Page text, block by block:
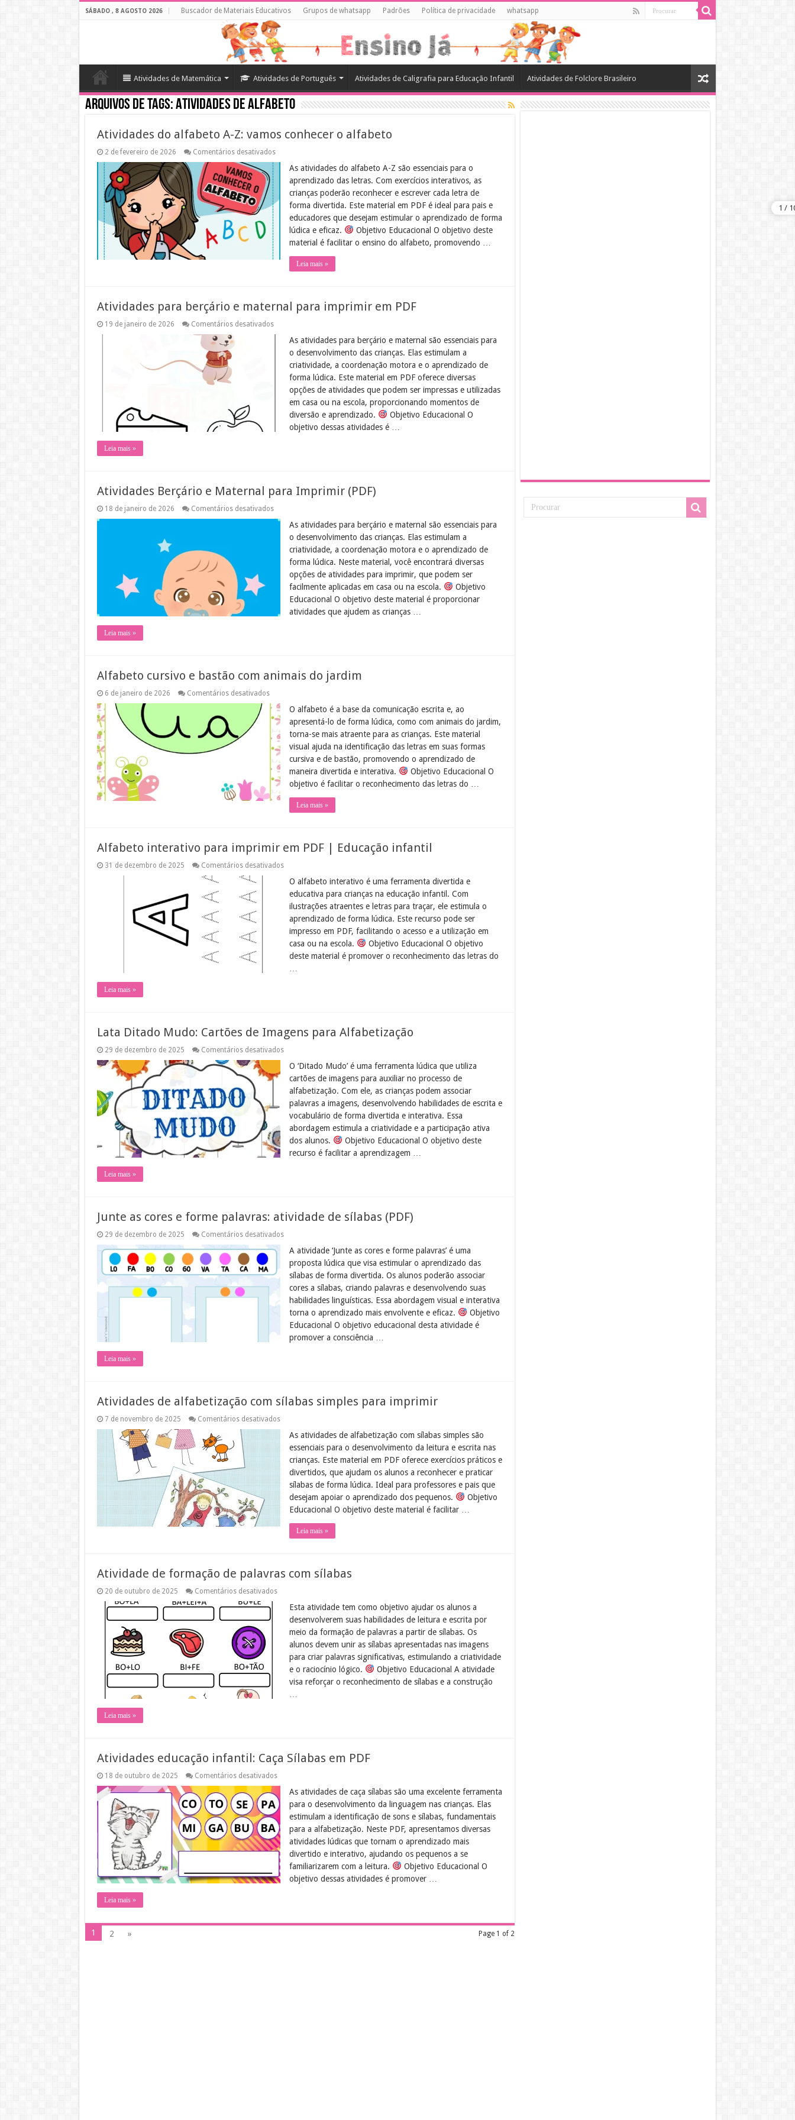
SÁBADO , 8 AGOSTO 2026 Buscador de Materiais Educativos Grupos de whatsapp Padrões Política de privacidade whatsapp
Atividades de Matemática Atividades de Português Atividades de Caligrafia para Educação Infantil Atividades de Folclore Brasileiro
Arquivos de tags:Atividades de Alfabeto
Atividades do alfabeto A-Z: vamos conhecer o alfabeto
2 de fevereiro de 2026 Comentários desativadosem
vamos
conhecer
alfabeto
As atividades do alfabeto A-Z são essenciais para o
aprendizado das letras. Com exercícios interativos, as
crianças poderão reconhecer e escrever cada letra de
forma divertida. Este material em PDF é ideal para pais e
educadores que desejam estimular o aprendizado de forma
lúdica e eficaz.
Objetivo Educacional O objetivo deste
material é facilitar o ensino do alfabeto, promovendo …
Leia mais »
Atividades para berçário e maternal para imprimir em PDF
19 de janeiro de 2026 Comentários desativadosem
berçário
maternal
imprimir
As atividades para berçário e maternal são essenciais para
o desenvolvimento das crianças. Elas estimulam a
criatividade, a coordenação motora e o aprendizado de
forma lúdica. Este material em PDF oferece diversas
opções de atividades que podem ser impressas e utilizadas
em casa ou na escola, proporcionando momentos de
diversão e aprendizado.
Objetivo Educacional O
objetivo dessas atividades é …
Leia mais »
Atividades Berçário e Maternal para Imprimir (PDF)
18 de janeiro de 2026 Comentários desativadosem
Berçário
Maternal
Imprimir
(PDF)
As atividades para berçário e maternal são essenciais para
o desenvolvimento das crianças. Elas estimulam a
criatividade, a coordenação motora e o aprendizado de
forma lúdica. Neste material, você encontrará diversas
opções de atividades para imprimir, que podem ser
facilmente aplicadas em casa ou na escola.
Objetivo
Educacional O objetivo deste material é proporcionar
atividades que ajudem as crianças …
Leia mais »
Alfabeto cursivo e bastão com animais do jardim
6 de janeiro de 2026 Comentários desativadosem
cursivo
e
bastão
com
animais
do
jardim
O alfabeto é a base da comunicação escrita e, ao
apresentá-lo de forma lúdica, como com animais do jardim,
torna-se mais atraente para as crianças. Este material
visual ajuda na identificação das letras em suas formas
cursiva e de bastão, promovendo o aprendizado de
maneira divertida e interativa.
Objetivo Educacional O
objetivo é facilitar o reconhecimento das letras do …
Leia mais »
Alfabeto interativo para imprimir em PDF | Educação infantil
31 de dezembro de 2025 Comentários desativadosem
interativo
para
imprimir
em
Educação
infantil
O alfabeto interativo é uma ferramenta divertida e
educativa para crianças na educação infantil. Com
ilustrações atraentes e letras para traçar, ele estimula o
aprendizado de forma lúdica. Este recurso pode ser
impresso em PDF, facilitando o acesso e a utilização em
casa ou na escola.
Objetivo Educacional O objetivo
deste material é promover o reconhecimento das letras do
Leia mais »
Lata Ditado Mudo: Cartões de Imagens para Alfabetização
29 de dezembro de 2025 Comentários desativadosem
Ditado
Mudo:
Cartões
de
Imagens
para
Alfabetização
O ‘Ditado Mudo’ é uma ferramenta lúdica que utiliza
cartões de imagens para auxiliar no processo de
alfabetização. Com ele, as crianças podem associar
palavras a imagens, desenvolvendo habilidades de escrita e
vocabulário de forma divertida e interativa. Essa
abordagem estimula a criatividade e a participação ativa
dos alunos.
Objetivo Educacional O objetivo deste
recurso é facilitar a aprendizagem …
Leia mais »
Junte as cores e forme palavras: atividade de sílabas (PDF)
29 de dezembro de 2025 Comentários desativadosem
as
forme
atividade
de
sílabas
(PDF)
A atividade ‘Junte as cores e forme palavras’ é uma
proposta lúdica que visa estimular o aprendizado das
sílabas de forma divertida. Os alunos poderão associar
cores a sílabas, criando palavras e desenvolvendo suas
habilidades linguísticas. Essa abordagem visual e interativa
torna o aprendizado mais envolvente e eficaz.
Objetivo
Educacional O objetivo educacional desta atividade é
promover a consciência …
Leia mais »
Atividades de alfabetização com sílabas simples para imprimir
7 de novembro de 2025 Comentários desativadosem
de
alfabetização
com
sílabas
simples
para
imprimir
As atividades de alfabetização com sílabas simples são
essenciais para o desenvolvimento da leitura e escrita nas
crianças. Este material em PDF oferece exercícios práticos e
divertidos, que ajudam os alunos a reconhecer e praticar
sílabas de forma lúdica. Ideal para professores e pais que
desejam apoiar o aprendizado dos pequenos.
Objetivo
Educacional O objetivo deste material é facilitar …
Leia mais »
Atividade de formação de palavras com sílabas
20 de outubro de 2025 Comentários desativadosem
formação
palavras
sílabas
Esta atividade tem como objetivo ajudar os alunos a
desenvolverem suas habilidades de leitura e escrita por
meio da formação de palavras a partir de sílabas. Os
alunos devem unir as sílabas apresentadas nas imagens
para criar palavras significativas, estimulando a criatividade
e o raciocínio lógico.
Objetivo Educacional A atividade
visa reforçar o reconhecimento de sílabas e a construção
Leia mais »
Atividades educação infantil: Caça Sílabas em PDF
18 de outubro de 2025 Comentários desativadosem
educação
infantil:
Caça
Sílabas
em
PDF
As atividades de caça sílabas são uma excelente ferramenta
para o desenvolvimento da linguagem nas crianças. Elas
estimulam a identificação de sons e sílabas, fundamentais
para a alfabetização. Neste PDF, apresentamos diversas
atividades lúdicas que tornam o aprendizado mais
divertido e interativo, ajudando os pequenos a se
familiarizarem com a leitura.
Objetivo Educacional O
objetivo dessas atividades é promover …
Leia mais »
Page 1 of 2
1 2 »